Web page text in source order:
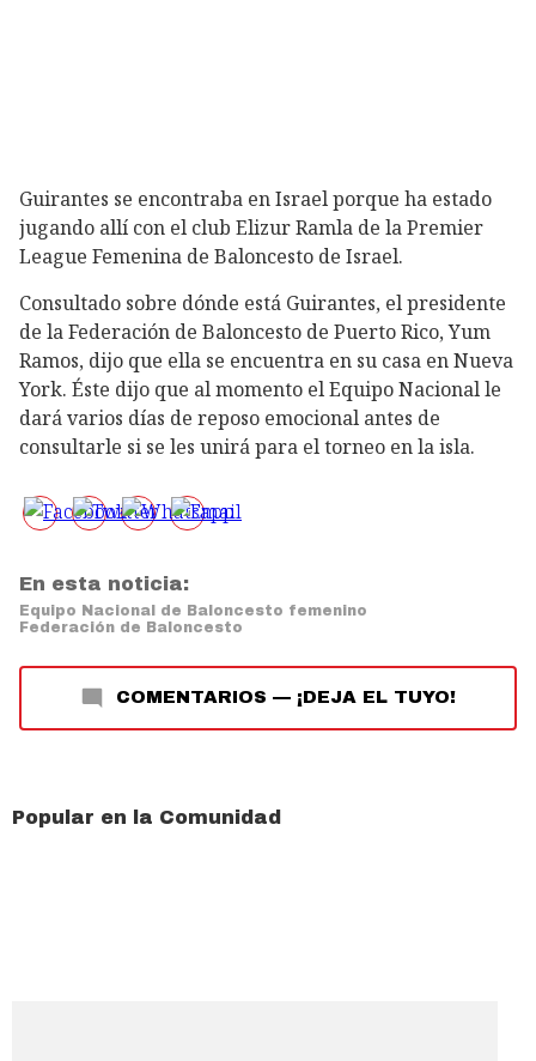
Guirantes se encontraba en Israel porque ha estado
jugando allí con el club Elizur Ramla de la Premier
League Femenina de Baloncesto de Israel.
Consultado sobre dónde está Guirantes, el presidente
de la Federación de Baloncesto de Puerto Rico, Yum
Ramos, dijo que ella se encuentra en su casa en Nueva
York. Éste dijo que al momento el Equipo Nacional le
dará varios días de reposo emocional antes de
consultarle si se les unirá para el torneo en la isla.
En esta noticia:
Equipo Nacional de Baloncesto femenino
Federación de Baloncesto
COMENTARIOS — ¡DEJA EL TUYO!
Popular en la Comunidad